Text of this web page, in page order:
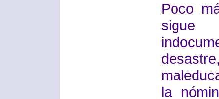
Poco
sigue
la